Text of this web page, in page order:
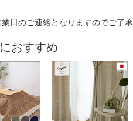
日のご連絡となりますのでご了承
おすすめ